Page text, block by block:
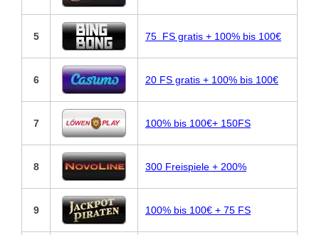
5 75 FS gratis + 100% bis 100€
6 20 FS gratis + 100% bis 100€
7 100% bis 100€+ 150FS
8 300 Freispiele + 200%
9 100% bis 100€ + 75 FS